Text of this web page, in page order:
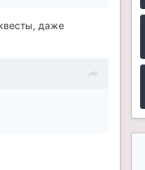
даже